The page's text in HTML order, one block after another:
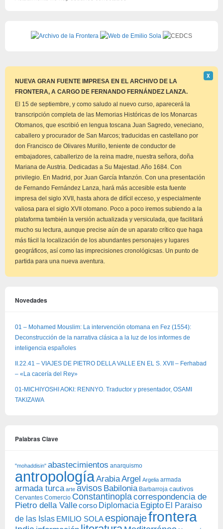
NUEVA GRAN FUENTE IMPRESA EN EL ARCHIVO DE LA
FRONTERA, A CARGO DE FERNANDO FERNÁNDEZ LANZA.
este
Χ
El 15 de septiembre, y como saludo al nuevo curso, aparecerá la
transcripción completa de las Memorias Históricas de los Monarcas
Otomanos, que escribió en lengua toscana Juan Sagredo, veneciano,
caballero y procurador de San Marcos; traducidas en castellano por
don Francisco de Olivares Murillo, teniente de conductor de
embajadores, caballerizo de la reina madre, nuestra señora, doña
Mariana de Austria. Dedicadas a Su Majestad. Año 1684. Con
privilegio. En Madrid, por Juan García Infanzón. Con una presentación
de Fernando Fernández Lanza, hará más accesible esta fuente
impresa del siglo XVII, hasta ahora de difícil ecceso, y especialmente
valiosa para el siglo XVII otomano. Poco a poco iremos subiendo a la
plataforma también la versión actualizada y versiculada, que facilitará
mucho su lectura, aunque precise aún de un aparato crítico que haga
más fácil la localización de los abundantes personajes y lugares
geográficos, así como las imprecisiones cronológicsas. Un punto de
partida para una nueva aventura.
Novedades
01 – Mohamed Mouslim: La intervención otomana en Fez (1554):
Deconstrucción de la narrativa clásica a la luz de los informes de
inteligencia españoles
II.22.41 – VIAJES DE PIETRO DELLA VALLE EN EL S. XVII – Ferhabad
– «La cacería del Rey»
01-MICHIYOSHI AOKI: RENNYO. Traductor y presentador, OSAMI
TAKIZAWA
Palabras Clave
"mohaddisin" abastecimientos anarquismo
antropología ArabiaArgel Argelia armada
armada turca arte avisos Babilonia Barbarroja cautivos
Cervantes Comercio Constantinopla correspondencia de
Pietro della Vallecorso Diplomacia Egipto El Paraiso
de las Islas EMILIO SOLAespionajefrontera